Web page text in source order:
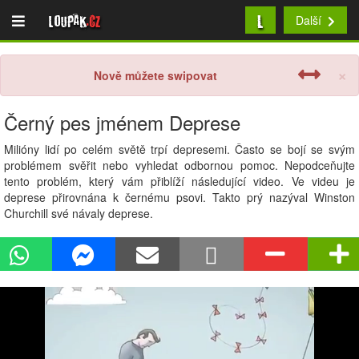
Loupak.cz L Další
×
Nově můžete swipovat
Černý pes jménem Deprese
Milióny lidí po celém světě trpí depresemi. Často se bojí se svým
problémem svěřit nebo vyhledat odbornou pomoc. Nepodceňujte
tento problém, který vám přiblíží následující video. Ve videu je
deprese přirovnána k černému psovi. Takto prý nazýval Winston
Churchill své návaly deprese.